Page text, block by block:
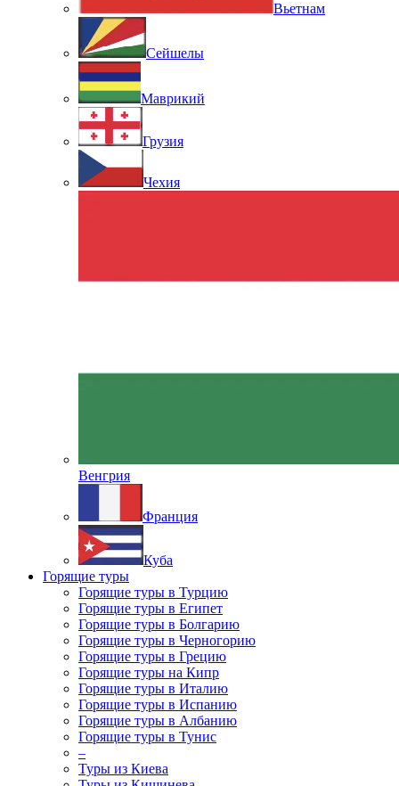
Вьетнам
Сейшелы
Маврикий
Грузия
Чехия
Венгрия
Франция
Куба
Горящие туры
Горящие туры в Турцию
Горящие туры в Египет
Горящие туры в Болгарию
Горящие туры в Черногорию
Горящие туры в Грецию
Горящие туры на Кипр
Горящие туры в Италию
Горящие туры в Испанию
Горящие туры в Албанию
Горящие туры в Тунис
–
Туры из Киева